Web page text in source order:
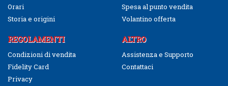
Orari
Storia e origini
Spesa al punto vendita
Volantino offerta
REGOLAMENTI
Condizioni di vendita
Fidelity Card
Privacy
ALTRO
Assistenza e Supporto
Contattaci